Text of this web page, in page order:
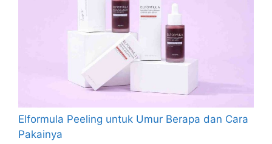
Elformula Peeling untuk Umur Berapa dan Cara
Pakainya